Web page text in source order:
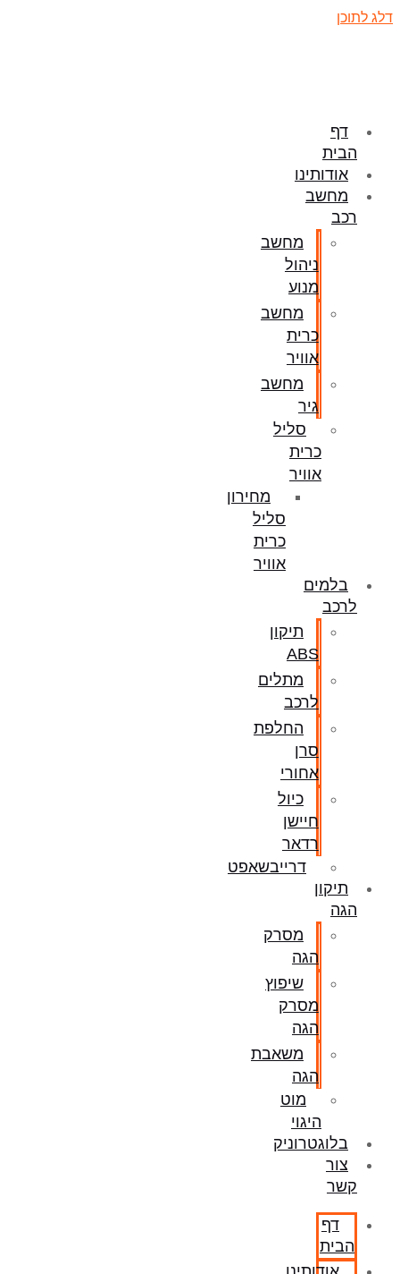
דלג לתוכן
דף
הבית
אודותינו
מחשב
רכב
מחשב
ניהול
מנוע
מחשב
כרית
אוויר
מחשב
גיר
סליל
כרית
אוויר
מחירון
סליל
כרית
אוויר
בלמים
לרכב
תיקון
ABS
מתלים
לרכב
החלפת
סרן
אחורי
כיול
חיישן
רדאר
דרייבשאפט
תיקון
הגה
מסרק
הגה
שיפוץ
מסרק
הגה
משאבת
הגה
מוט
היגוי
בלוגטרוניק
צור
קשר
דף
הבית